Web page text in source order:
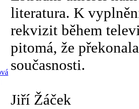
literatura. K
rekvizit během
pitomá, že
současnosti.
Jiří Žáček